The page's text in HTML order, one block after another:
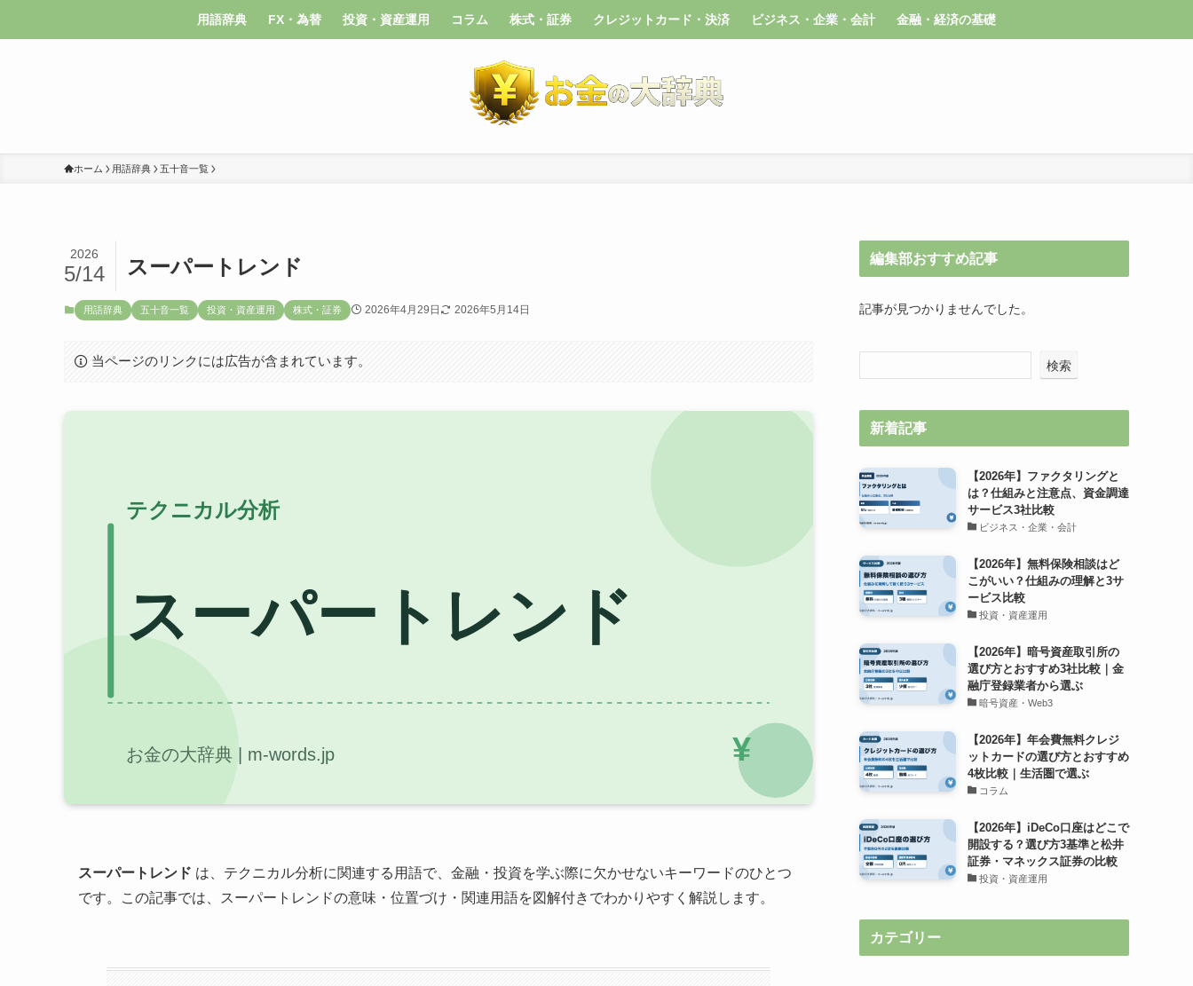
用語辞典 FX・為替 投資・資産運用 コラム 株式・証券 クレジットカード・決済 ビジネス・企業・会計 金融・経済の基礎
ホーム 用語辞典 五十音一覧
スーパートレンド
2026
5/14
用語辞典 五十音一覧 投資・資産運用 株式・証券 2026年4月29日 2026年5月14日
当ページのリンクには広告が含まれています。
スーパートレンド は、テクニカル分析に関連する用語で、金融・投資を学ぶ際に欠かせないキーワードのひとつ
です。この記事では、スーパートレンドの意味・位置づけ・関連用語を図解付きでわかりやすく解説します。
編集部おすすめ記事
記事が見つかりませんでした。
検索
新着記事
【2026年】ファクタリングと
は？仕組みと注意点、資金調達
サービス3社比較
ビジネス・企業・会計
【2026年】無料保険相談はど
こがいい？仕組みの理解と3サ
ービス比較
投資・資産運用
【2026年】暗号資産取引所の
選び方とおすすめ3社比較｜金
融庁登録業者から選ぶ
暗号資産・Web3
【2026年】年会費無料クレジ
ットカードの選び方とおすすめ
4枚比較｜生活圏で選ぶ
コラム
【2026年】iDeCo口座はどこで
開設する？選び方3基準と松井
証券・マネックス証券の比較
投資・資産運用
カテゴリー